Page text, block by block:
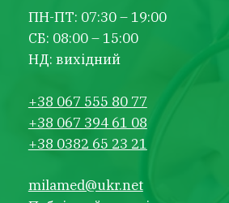
ПН-ПТ: 07:30 – 19:00
СБ: 08:00 – 15:00
НД: вихідний
+38 067 555 80 77
+38 067 394 61 08
+38 0382 65 23 21
milamed@ukr.net